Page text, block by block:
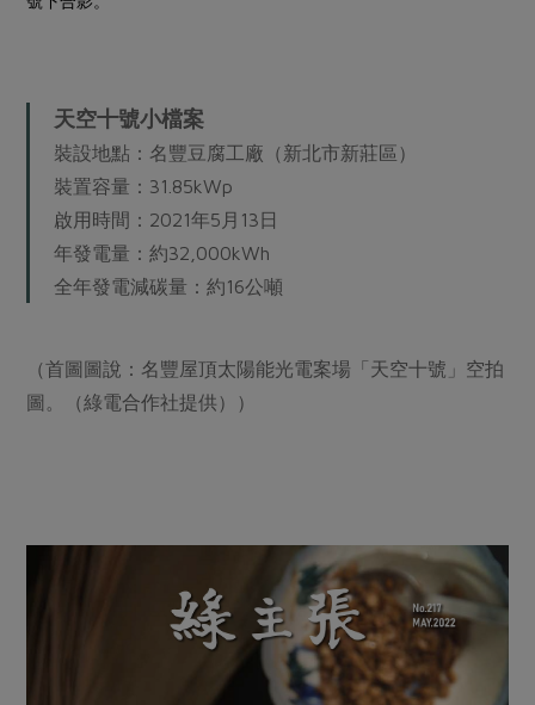
天空十號小檔案
裝設地點：名豐豆腐工廠（新北市新莊區）
裝置容量：31.85kWp
啟用時間：2021年5月13日
年發電量：約32,000kWh
全年發電減碳量：約16公噸
（首圖圖說：名豐屋頂太陽能光電案場「天空十號」空拍
圖。（綠電合作社提供））